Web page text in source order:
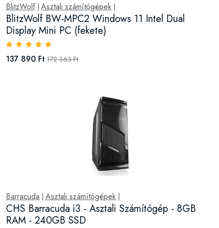
BlitzWolf | Asztali számítógépek |
BlitzWolf BW-MPC2 Windows 11 Intel Dual
Display Mini PC (fekete)
137 890 Ft 172 363 Ft
Barracuda | Asztali számítógépek |
CHS Barracuda i3 - Asztali Számítógép - 8GB
RAM - 240GB SSD